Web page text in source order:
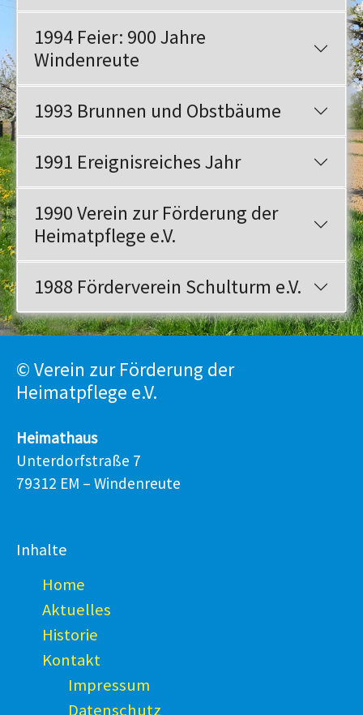
1994 Feier: 900 Jahre
Windenreute
1993 Brunnen und Obstbäume
1991 Ereignisreiches Jahr
1990 Verein zur Förderung der
Heimatpflege e.V.
1988 Förderverein Schulturm e.V.
© Verein zur Förderung der
Heimatpflege e.V.
Heimathaus
Unterdorfstraße 7
79312 EM – Windenreute
Inhalte
Home
Aktuelles
Historie
Kontakt
Impressum
Datenschutz